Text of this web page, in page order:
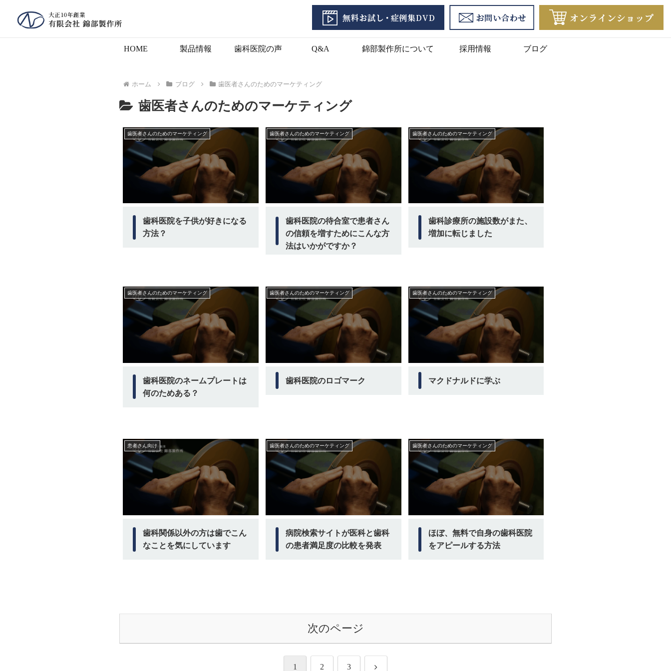
HOME 製品情報 歯科医院の声 Q&A 錦部製作所について 採用情報 ブログ
ホーム ブログ 歯医者さんのためのマーケティング
歯医者さんのためのマーケティング
歯医者さんのためのマーケティング
歯科医院を子供が好きになる
方法？
歯医者さんのためのマーケティング
歯科医院の待合室で患者さん
の信頼を増すためにこんな方
法はいかがですか？
歯医者さんのためのマーケティング
歯科診療所の施設数がまた、
増加に転じました
歯医者さんのためのマーケティング
歯科医院のネームプレートは
何のためある？
歯医者さんのためのマーケティング
歯科医院のロゴマーク
歯医者さんのためのマーケティング
マクドナルドに学ぶ
患者さん向け
歯科関係以外の方は歯でこん
なことを気にしています
歯医者さんのためのマーケティング
病院検索サイトが医科と歯科
の患者満足度の比較を発表
歯医者さんのためのマーケティング
ほぼ、無料で自身の歯科医院
をアピールする方法
次のページ
1 2 3 次